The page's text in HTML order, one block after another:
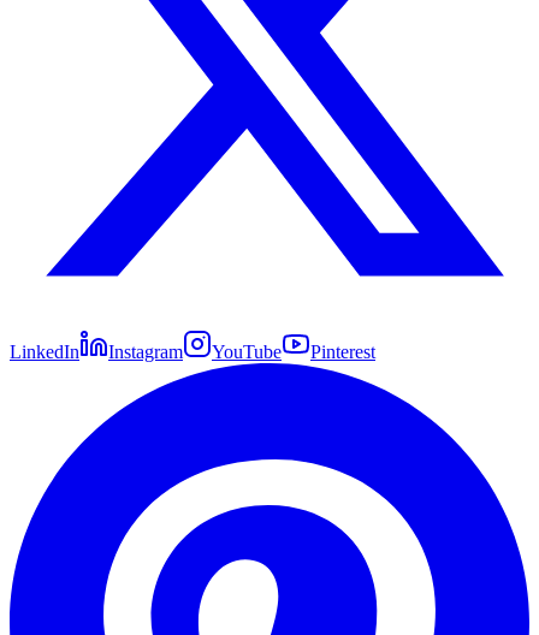
LinkedIn Instagram YouTube Pinterest